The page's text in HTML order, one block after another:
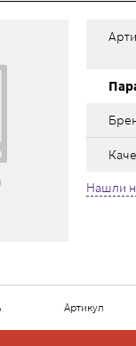
Нашли
Артикул